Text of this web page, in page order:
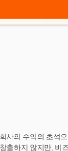
사의 수익의 초석
출하지 않지만, 비